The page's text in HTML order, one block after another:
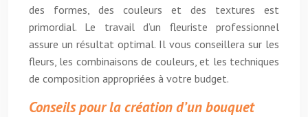
des formes, des couleurs et des textures est
primordial. Le travail d’un fleuriste professionnel
assure un résultat optimal. Il vous conseillera sur les
fleurs, les combinaisons de couleurs, et les techniques
de composition appropriées à votre budget.
Conseils pour la création d’un bouquet